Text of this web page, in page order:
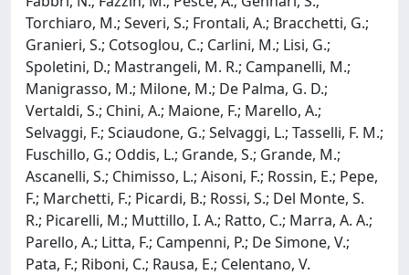
Torchiaro, M.; Severi, S.; Frontali, A.; Bracchetti, G.;
Granieri, S.; Cotsoglou, C.; Carlini, M.; Lisi, G.;
Spoletini, D.; Mastrangeli, M. R.; Campanelli, M.;
Manigrasso, M.; Milone, M.; De Palma, G. D.;
Vertaldi, S.; Chini, A.; Maione, F.; Marello, A.;
Selvaggi, F.; Sciaudone, G.; Selvaggi, L.; Tasselli, F. M.;
Fuschillo, G.; Oddis, L.; Grande, S.; Grande, M.;
Ascanelli, S.; Chimisso, L.; Aisoni, F.; Rossin, E.; Pepe,
F.; Marchetti, F.; Picardi, B.; Rossi, S.; Del Monte, S.
R.; Picarelli, M.; Muttillo, I. A.; Ratto, C.; Marra, A. A.;
Parello, A.; Litta, F.; Campenni, P.; De Simone, V.;
Pata, F.; Riboni, C.; Rausa, E.; Celentano, V.